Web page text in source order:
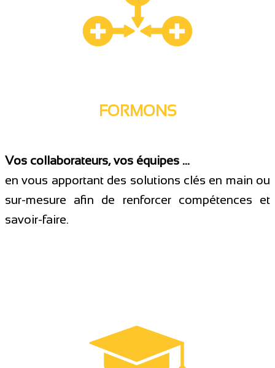
FORMONS
Vos collaborateurs, vos équipes …
en vous apportant des solutions clés en main ou
sur-mesure afin de renforcer compétences et
savoir-faire.